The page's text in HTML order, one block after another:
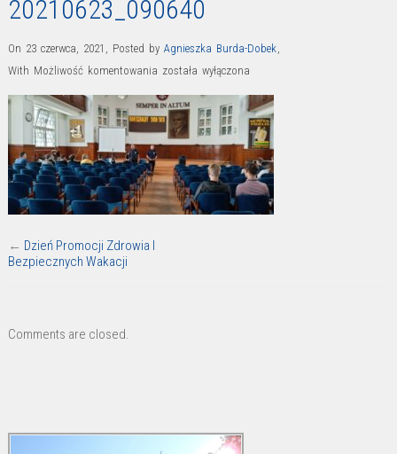
20210623_090640
On 23 czerwca, 2021 , Posted by Agnieszka Burda-Dobek,
With Możliwość komentowania 20210623_090640
została wyłączona
← Dzień Promocji Zdrowia I
Bezpiecznych Wakacji
Comments are closed.